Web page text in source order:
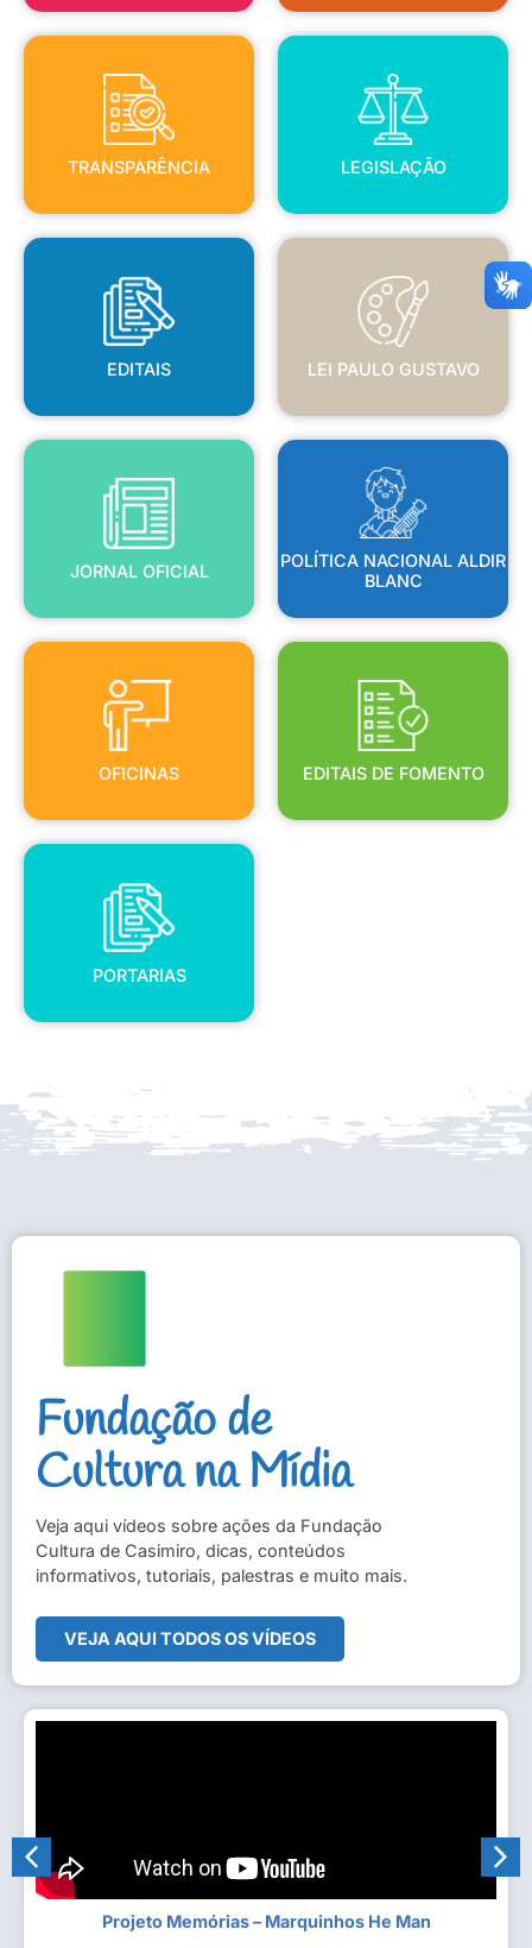
TRANSPARÊNCIA
TRANSPARÊNCIA
LEGISLAÇÃO
LEGISLAÇÃO
EDITAIS
EDITAIS
LEI PAULO GUSTAVO
LEI PAULO GUSTAVO
JORNAL OFICIAL
JORNAL OFICIAL
POLÍTICA NACIONAL ALDIR
BLANC
POLÍTICA NACIONAL ALDIR
BLANC
OFICINAS
OFICINAS
EDITAIS DE FOMENTO
EDITAIS DE FOMENTO
PORTARIAS
PORTARIAS
Fundação de
Cultura na Mídia
Veja aqui vídeos sobre ações da Fundação
Cultura de Casimiro, dicas, conteúdos
informativos, tutoriais, palestras e muito mais.
VEJA AQUI TODOS OS VÍDEOS
Projeto Memórias – Marquinhos He Man